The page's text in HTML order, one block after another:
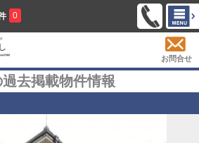
0
お問合せ
去掲載物件情報